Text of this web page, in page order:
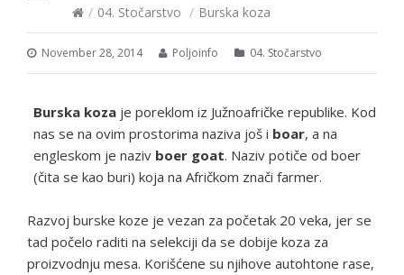
/ 04. Stočarstvo / Burska koza
November 28, 2014 Poljoinfo 04. Stočarstvo
Burska koza je poreklom iz Južnoafričke republike. Kod
nas se na ovim prostorima naziva još i boar, a na
engleskom je naziv boer goat. Naziv potiče od boer
(čita se kao buri) koja na Afričkom znači farmer.
Razvoj burske koze je vezan za početak 20 veka, jer se
tad počelo raditi na selekciji da se dobije koza za
proizvodnju mesa. Korišćene su njihove autohtone rase,